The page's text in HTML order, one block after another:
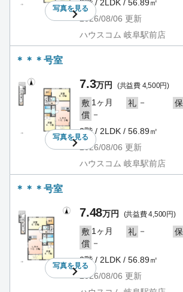
写真を見る
2階 / 2LDK / 56.89㎡
2026/08/06 更新
ハウスコム 岐阜駅前店
＊＊＊号室
写真を見る
7.3万円 (共益費 4,500円)
敷 1ヶ月 礼 － 保
償 －
2階 / 2LDK / 56.89㎡
2026/08/06 更新
ハウスコム 岐阜駅前店
＊＊＊号室
写真を見る
7.48万円 (共益費 4,500円)
敷 1ヶ月 礼 － 保
償 －
2階 / 2LDK / 56.89㎡
2026/08/06 更新